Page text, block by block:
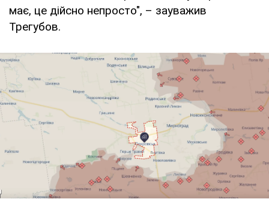
має, це дійсно непросто", – зауважив
Трегубов.